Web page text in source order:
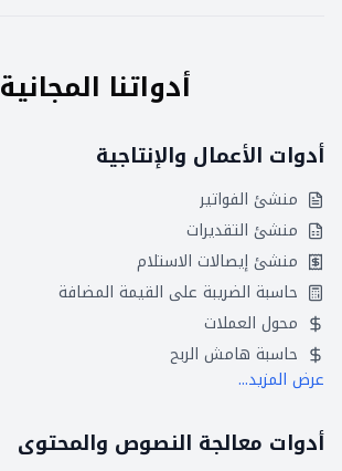
أدواتنا المجانية
أدوات الأعمال والإنتاجية
منشئ الفواتير
منشئ التقديرات
منشئ إيصالات الاستلام
حاسبة الضريبة على القيمة المضافة
محول العملات
حاسبة هامش الربح
عرض المزيد...
أدوات معالجة النصوص والمحتوى